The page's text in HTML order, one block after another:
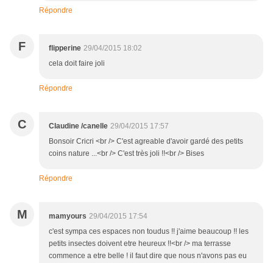
Répondre
F flipperine 29/04/2015 18:02
cela doit faire joli
Répondre
C Claudine /canelle 29/04/2015 17:57
Bonsoir Cricri <br /> C'est agreable d'avoir gardé des petits
coins nature ...<br /> C'est très joli !!<br /> Bises
Répondre
M mamyours 29/04/2015 17:54
c'est sympa ces espaces non toudus !! j'aime beaucoup !! les
petits insectes doivent etre heureux !!<br /> ma terrasse
commence a etre belle ! il faut dire que nous n'avons pas eu